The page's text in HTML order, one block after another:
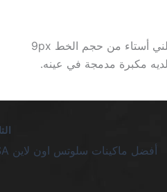
وبينما يبدو أن كل شيء واضح، إلا أن تفاصيل الواجهة تجعلني أستاء من حجم الخط 9px
مكبرة مدمجة في عينه.